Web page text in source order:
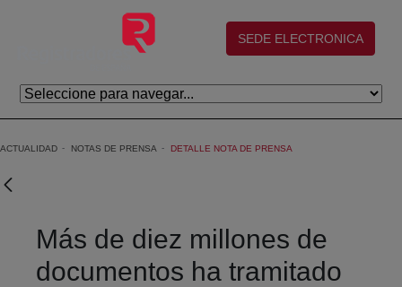
Saltar al contenido principal
(abre en nueva ventana)
SEDE ELECTRONICA
ACTUALIDAD NOTAS DE PRENSA DETALLE NOTA DE PRENSA
Más de diez millones de
documentos ha tramitado